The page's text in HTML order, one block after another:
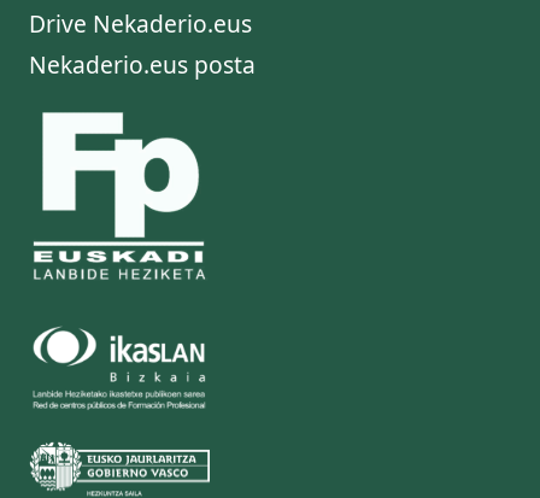
Drive Nekaderio.eus
Nekaderio.eus posta